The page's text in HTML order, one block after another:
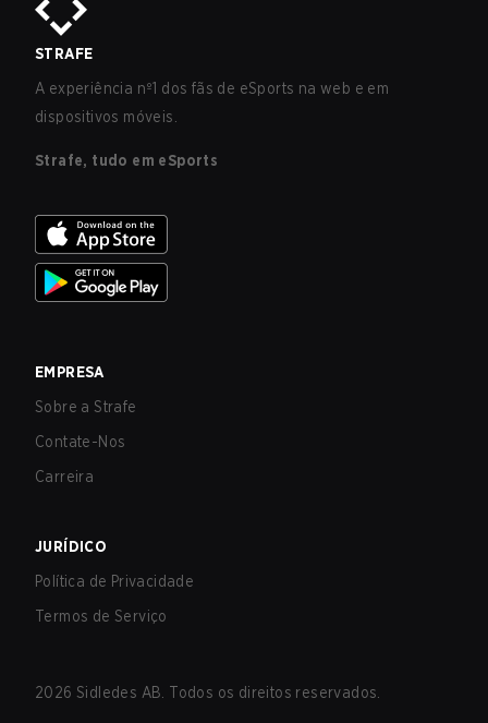
STRAFE
A experiência nº1 dos fãs de eSports na web e em
dispositivos móveis.
Strafe, tudo em eSports
EMPRESA
Sobre a Strafe
Contate-Nos
Carreira
JURÍDICO
Política de Privacidade
Termos de Serviço
2026 Sidledes AB. Todos os direitos reservados.